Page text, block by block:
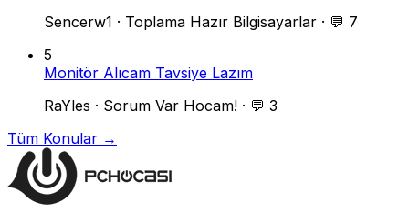
Sencerw1 · Toplama Hazır Bilgisayarlar · 💬 7
5
Monitör Alıcam Tavsiye Lazım
RaYles · Sorum Var Hocam! · 💬 3
Tüm Konular →